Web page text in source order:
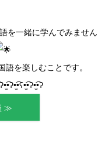
を一緒に学んでみません
を楽しむことです。
≫